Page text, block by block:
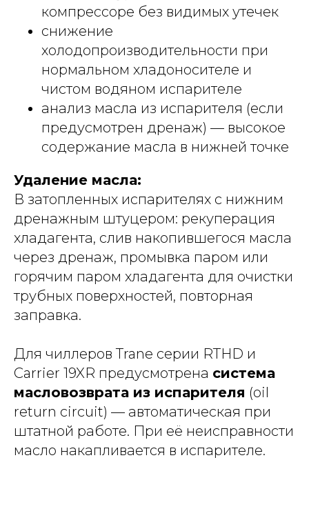
компрессоре без видимых утечек
снижение
холодопроизводительности при
нормальном хладоносителе и
чистом водяном испарителе
анализ масла из испарителя (если
предусмотрен дренаж) — высокое
содержание масла в нижней точке
Удаление масла:
В затопленных испарителях с нижним
дренажным штуцером: рекуперация
хладагента, слив накопившегося масла
через дренаж, промывка паром или
горячим паром хладагента для очистки
трубных поверхностей, повторная
заправка.
Для чиллеров Trane серии RTHD и
Carrier 19XR предусмотрена система
масловозврата из испарителя (oil
return circuit) — автоматическая при
штатной работе. При её неисправности
масло накапливается в испарителе.